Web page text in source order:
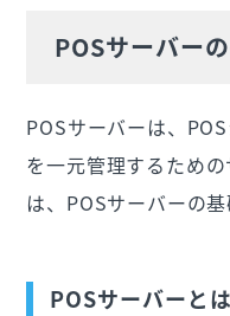
POSサーバー
POSサーバーは、
を一元管理するため
は、POSサーバーの
POSサーバーとは